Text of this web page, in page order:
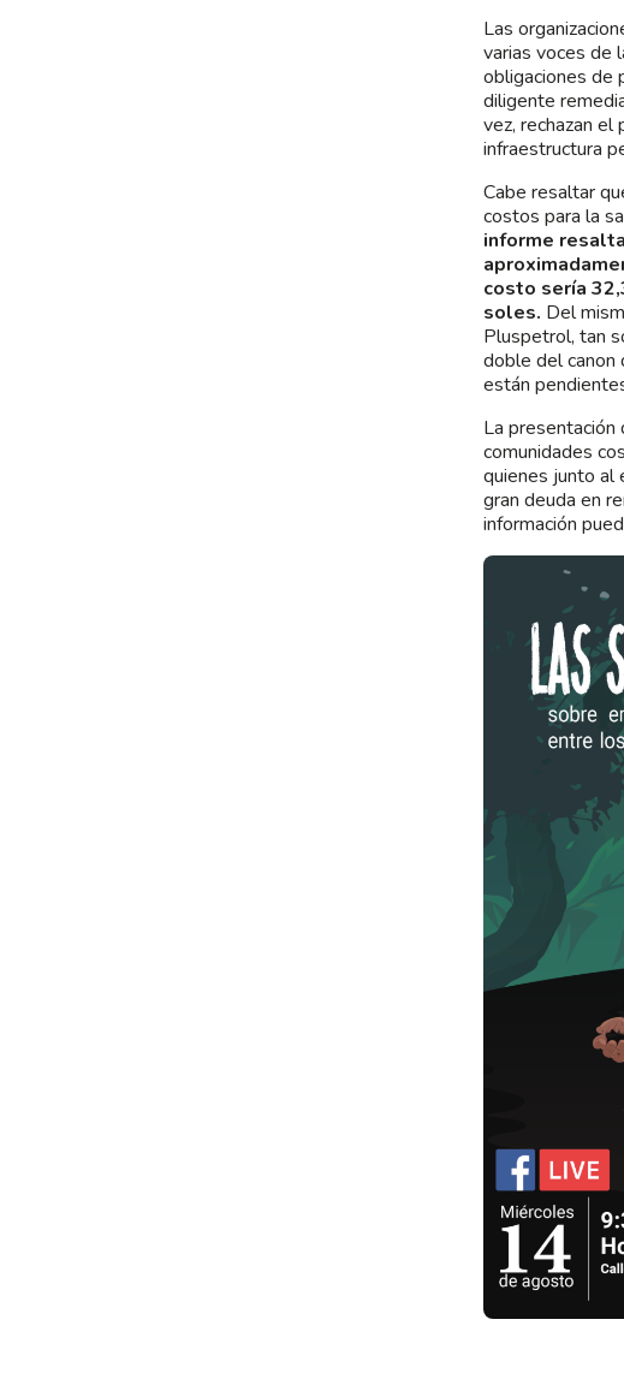
Las
varias voces de
obligaciones de
diligente
vez, rechazan
infraestructura
Cabe resaltar
costos para la
informe
costo sería
soles. Del
Pluspetrol, tan
doble del canon
están
La
comunidades
quienes junto al
gran deuda en
información